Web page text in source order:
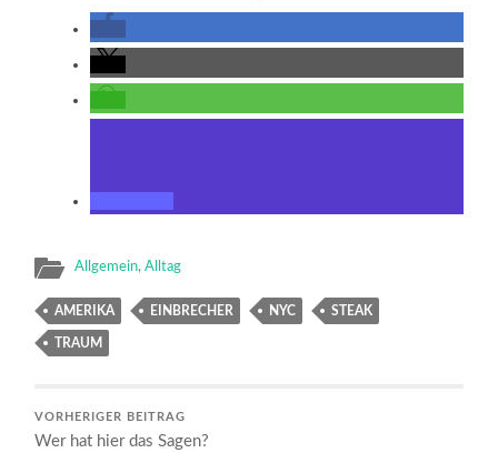
Allgemein,Alltag
AMERIKA EINBRECHER NYC STEAK
TRAUM
VORHERIGER BEITRAG
Wer hat hier das Sagen?